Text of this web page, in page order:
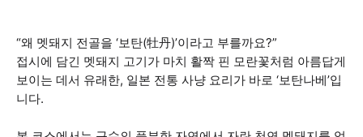
“왜 멧돼지 전골을 ‘보탄(牡丹)’이라고 부를까요?”
접시에 담긴 멧돼지 고기가 마치 활짝 핀 모란꽃처럼 아름답게
보이는 데서 유래한, 일본 전통 사냥 요리가 바로 ‘보탄나베’입
니다.